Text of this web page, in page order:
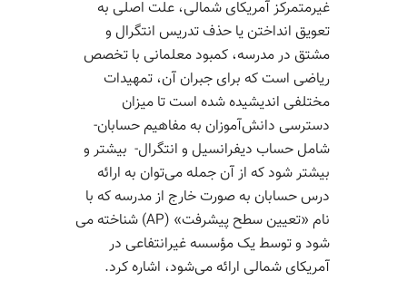
غیرمتمرکز آمریکای شمالی، علت اصلی به
تعویق انداختن یا حذف تدریس انتگرال و
مشتق در مدرسه، کمبود معلمانی با تخصص
ریاضی است که برای جبران آن، تمهیدات
مختلفی اندیشیده شده است تا میزان
دسترسی دانش‌­آموزان به مفاهیم حسابان-
شامل حساب دیفرانسیل و انتگرال- بیشتر و
بیشتر شود که از آن جمله می‌­توان به ارائه
درس حسابان به صورت خارج از مدرسه که با
نام «تعیین سطح پیشرفت» (AP) شناخته می­‌
شود و توسط یک مؤسسه غیرانتفاعی در
آمریکای شمالی ارائه می‌­شود، اشاره کرد.